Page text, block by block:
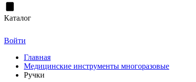
Каталог
Войти
Главная
Медицинские инструменты многоразовые
Ручки